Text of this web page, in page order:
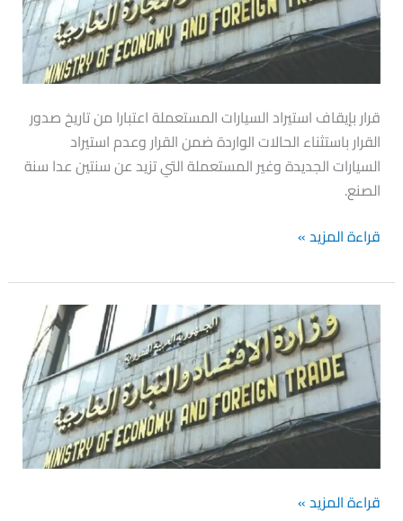
قرار بإيقاف استيراد السيارات المستعملة اعتبارا من تاريخ صدور
القرار باستثناء الحالات الواردة ضمن القرار وعدم استيراد
السيارات الجديدة وغير المستعملة التي تزيد عن سنتين عدا سنة
الصنع.
المستعملة
قراءة المزيد »
منع
استيراد
الفروج
الحي
والمجمد
وبيض
المائدة
قراءة المزيد »